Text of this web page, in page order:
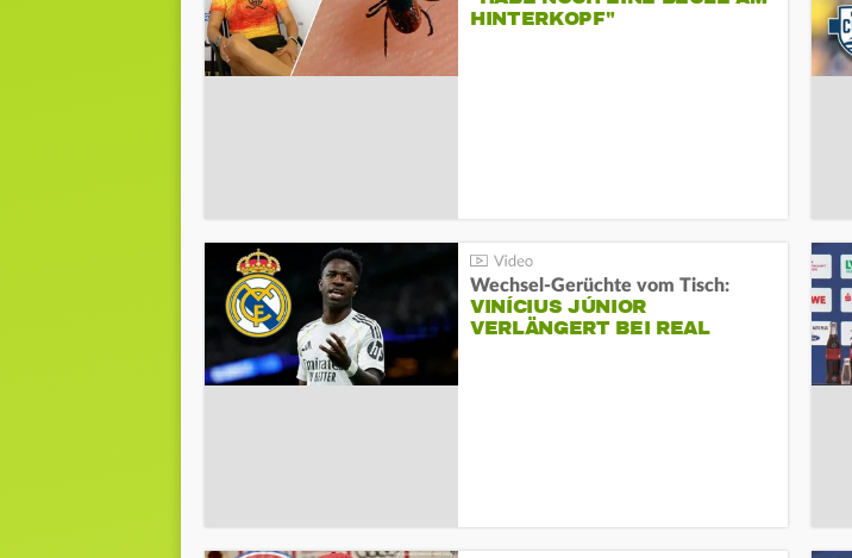
HINTERKOPF"
Wechsel-Gerüchte vom Tisch:
VINÍCIUS JÚNIOR
VERLÄNGERT BEI REAL